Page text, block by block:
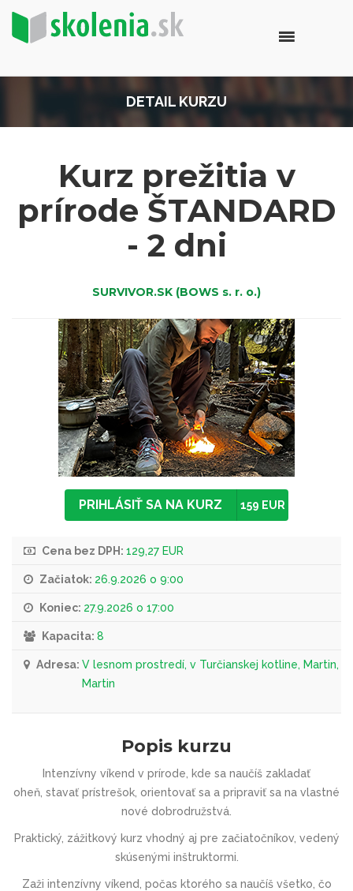
DETAIL KURZU
Kurz prežitia v
prírode ŠTANDARD
- 2 dni
SURVIVOR.SK (BOWS s. r. o.)
PRIHLÁSIŤ SA NA KURZ 159 EUR
Cena bez DPH: 129,27 EUR
Začiatok: 26.9.2026 o 9:00
Koniec: 27.9.2026 o 17:00
Kapacita: 8
Adresa: V lesnom prostredí, v Turčianskej kotline, Martin,
Martin
Popis kurzu
Intenzívny víkend v prírode, kde sa naučíš zakladať
oheň stavať prístrešok orientovať sa a pripraviť sa na vlastné
nové dobrodružstvá.
Praktický, zážitkový kurz vhodný aj pre začiatočníkov, vedený
skúsenými inštruktormi.
Zaži intenzívny víkend, počas ktorého sa naučíš všetko, čo